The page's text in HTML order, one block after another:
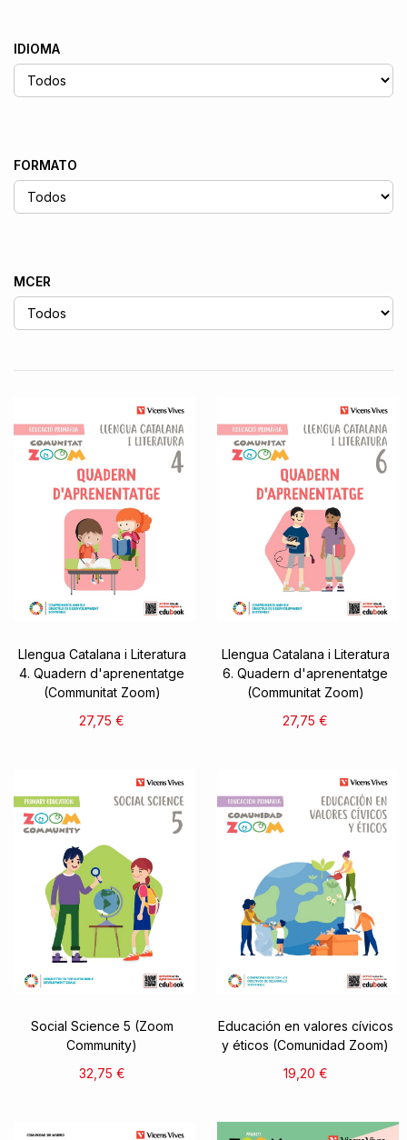
IDIOMA
FORMATO
MCER
Llengua Catalana i Literatura
4. Quadern d'aprenentatge
(Communitat Zoom)
27,75 €
Llengua Catalana i Literatura
6. Quadern d'aprenentatge
(Communitat Zoom)
27,75 €
Social Science 5 (Zoom
Community)
32,75 €
Educación en valores cívicos
y éticos (Comunidad Zoom)
19,20 €